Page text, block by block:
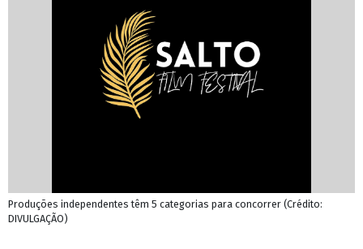
Produções independentes têm 5 categorias para concorrer (Crédito:
DIVULGAÇÃO)